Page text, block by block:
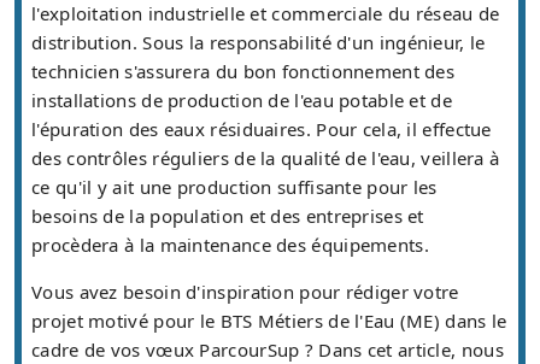
l'exploitation industrielle et commerciale du réseau de
distribution. Sous la responsabilité d'un ingénieur, le
technicien s'assurera du bon fonctionnement des
installations de production de l'eau potable et de
l'épuration des eaux résiduaires. Pour cela, il effectue
des contrôles réguliers de la qualité de l'eau, veillera à
ce qu'il y ait une production suffisante pour les
besoins de la population et des entreprises et
procèdera à la maintenance des équipements.
Vous avez besoin d'inspiration pour rédiger votre
projet motivé pour le BTS Métiers de l'Eau (ME) dans le
cadre de vos vœux ParcourSup ? Dans cet article, nous